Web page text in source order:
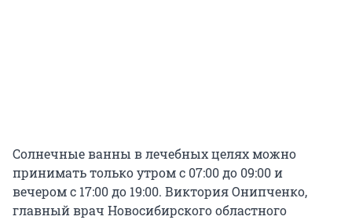
Солнечные ванны в лечебных целях можно
принимать только утром с 07:00 до 09:00 и
вечером с 17:00 до 19:00. Виктория Онипченко,
главный врач Новосибирского областного